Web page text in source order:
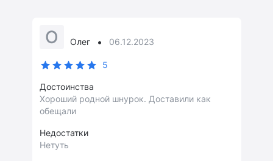
О Олег • 06.12.2023
5
Достоинства
Хороший родной шнурок. Доставили как
обещали
Недостатки
Нетуть